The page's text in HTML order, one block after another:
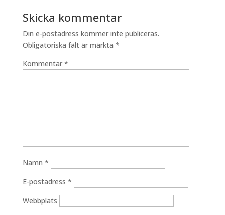
Skicka kommentar
Din e-postadress kommer inte publiceras.
Obligatoriska fält är märkta *
Kommentar *
Namn *
E-postadress *
Webbplats